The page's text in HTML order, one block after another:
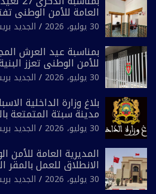
العامة للأمن الوطني
الشرطة السياحية بفاس
30 يوليو، 2026 الجديد
بمناسبة عيد العرش
للأمن الوطني تعزز
فرقتين جديدتين
30 يوليو، 2026 الجديد
بلاغ وزارة الداخلية
مدينة سبتة المتمتعة
30 يوليو، 2026 الجديد
المديرية العامة
الانطلاق للعمل بالمقر
للشرطة بولاية أمن
30 يوليو، 2026 الجديد